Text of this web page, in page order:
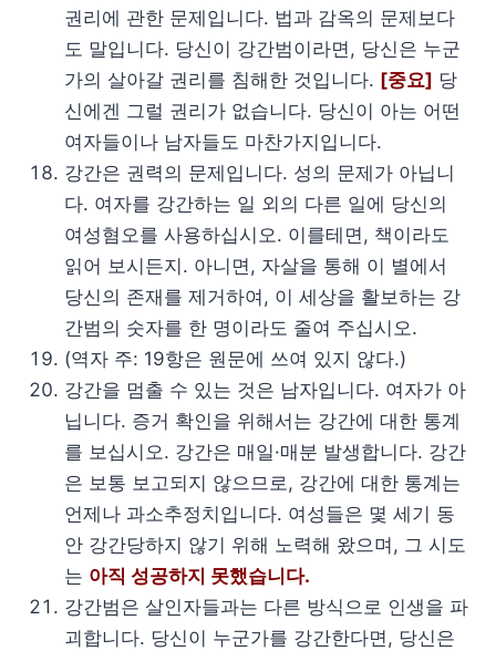
권리에 관한 문제입니다. 법과 감옥의 문제보다
도 말입니다. 당신이 강간범이라면, 당신은 누군
가의 살아갈 권리를 침해한 것입니다. [중요] 당
신에겐 그럴 권리가 없습니다. 당신이 아는 어떤
여자들이나 남자들도 마찬가지입니다.
강간은 권력의 문제입니다. 성의 문제가 아닙니
다. 여자를 강간하는 일 외의 다른 일에 당신의
여성혐오를 사용하십시오. 이를테면, 책이라도
읽어 보시든지. 아니면, 자살을 통해 이 별에서
당신의 존재를 제거하여, 이 세상을 활보하는 강
간범의 숫자를 한 명이라도 줄여 주십시오.
(역자 주: 19항은 원문에 쓰여 있지 않다.)
강간을 멈출 수 있는 것은 남자입니다. 여자가 아
닙니다. 증거 확인을 위해서는 강간에 대한 통계
를 보십시오. 강간은 매일·매분 발생합니다. 강간
은 보통 보고되지 않으므로, 강간에 대한 통계는
언제나 과소추정치입니다. 여성들은 몇 세기 동
안 강간당하지 않기 위해 노력해 왔으며, 그 시도
는 아직 성공하지 못했습니다.
강간범은 살인자들과는 다른 방식으로 인생을 파
괴합니다. 당신이 누군가를 강간한다면, 당신은